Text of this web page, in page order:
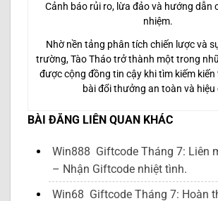
Cảnh báo rủi ro, lừa đảo và hướng dẫn
nhiệm.
Nhờ nền tảng phân tích chiến lược và
trường, Tào Tháo trở thành một trong
được cộng đồng tin cậy khi tìm kiếm
bài đổi thưởng an toàn và hiệu
BÀI ĐĂNG LIÊN QUAN KHÁC
Win888 Giftcode Tháng 7: Liên
– Nhận Giftcode nhiệt tình.
Win68 Giftcode Tháng 7: Hoàn